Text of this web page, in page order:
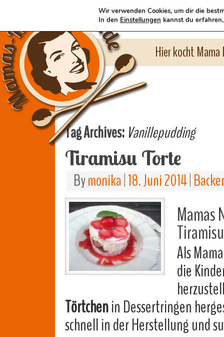
Hier kocht
Tag Archives: Vanillepudding
Tiramisu Torte
Bymonika 18. Juni 2014
Mamas
Als
die
Törtchenin Dessertringen
schnell in der Herstellung und
Wir verwenden Cookies, um dir die
In den Einstellungen kannst du